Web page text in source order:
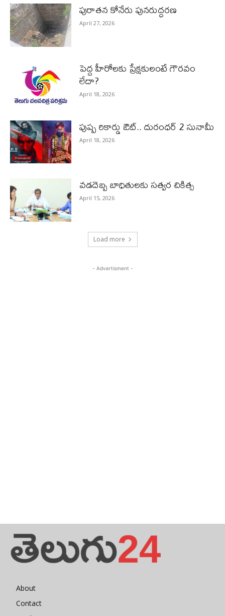
పురాత‌న కోనేరు పున‌రుద్ధ‌ర‌ణ
April 27, 2026
పెద్ద హీరోల‌కు ప్రేక్ష‌కులంటే గౌర‌వం
లేదా?
April 18, 2026
పుష్ప రికార్డు ఔట్‌.. దురంధ‌ర్ 2 సునామీ
April 18, 2026
వడదెబ్బ బాధితులకు సత్వర చికిత్స
April 15, 2026
Load more
- Advertisment -
About
Contact